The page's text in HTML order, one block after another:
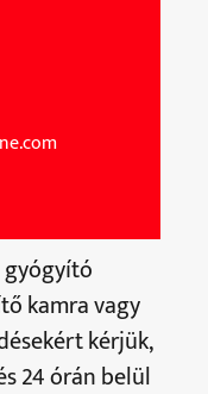
gyógyító
kamra vagy
kérjük,
24 órán belül